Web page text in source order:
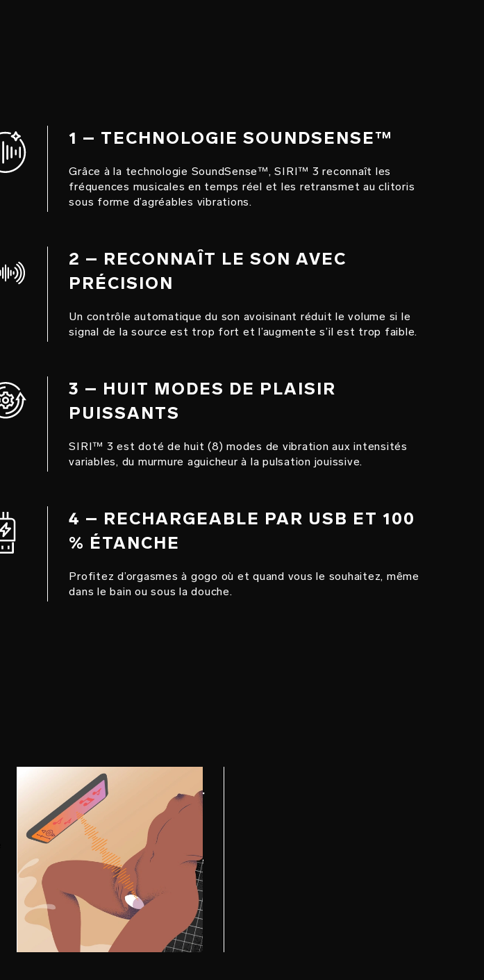
1 – TECHNOLOGIE SOUNDSENSE™
Grâce à la technologie SoundSense™, SIRI™ 3 reconnaît les
fréquences musicales en temps réel et les retransmet au clitoris
sous forme d’agréables vibrations.
2 – RECONNAÎT LE SON AVEC
PRÉCISION
Un contrôle automatique du son avoisinant réduit le volume si le
signal de la source est trop fort et l’augmente s’il est trop faible.
3 – HUIT MODES DE PLAISIR
PUISSANTS
SIRI™ 3 est doté de huit (8) modes de vibration aux intensités
variables, du murmure aguicheur à la pulsation jouissive.
4 – RECHARGEABLE PAR USB ET 100
% ÉTANCHE
Profitez d’orgasmes à gogo où et quand vous le souhaitez, même
dans le bain ou sous la douche.
Faites-vous plaisir
Découvrez comment il réagit au
son environnant – celui de votre
playlist préférée ou de la voix de
votre partenaire – pour vous
accompagner vers les sommets
jouissifs.